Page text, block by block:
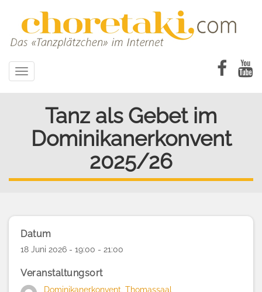
Toggle
navigation
Tanz als Gebet im
Dominikanerkonvent
2025/26
Datum
18 Juni 2026 - 19:00 - 21:00
Veranstaltungsort
Dominikanerkonvent, Thomassaal